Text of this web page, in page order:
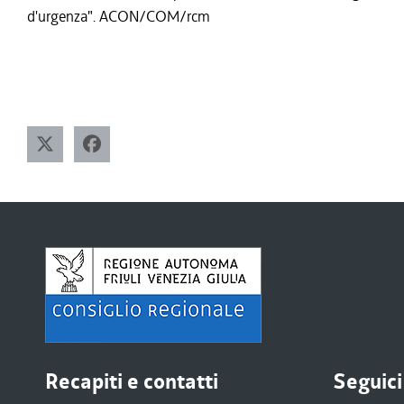
d'urgenza". ACON/COM/rcm
Recapiti e contatti